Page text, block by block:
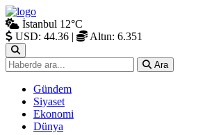
İstanbul 12°C
USD: 44.36 | Altın: 6.351
Ara
Gündem
Siyaset
Ekonomi
Dünya